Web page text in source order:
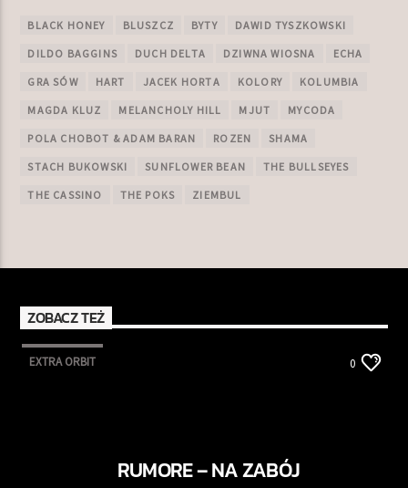
BLACK HONEY BLUSZCZ BYTY DAWID TYSZKOWSKI
DILDO BAGGINS DUCH DELTA DZIWNA WIOSNA ECHA
GRA SÓW HART JACEK HORTA KOLORY KOLUMBIA
MAGDA KLUZ MELANCHOLY HILL MJUT MYCODA
POLA CHOBOT & ADAM BARAN ROZEN SHAMA
STACH BUKOWSKI SUNFLOWER BEAN THE BULLSEYES
THE CASSINO THE POKS ZIEMBUL
ZOBACZ TEŻ
EXTRA ORBIT 0
RUMORE – NA ZABÓJ